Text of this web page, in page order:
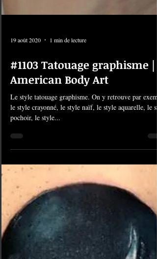
19 août 2020 1 min de lecture
#1103 Tatouage graphisme |
Le style tatouage graphisme. On y retrouve par
le style crayonné, le style naïf, le style aquarelle, le
pochoir, le style...